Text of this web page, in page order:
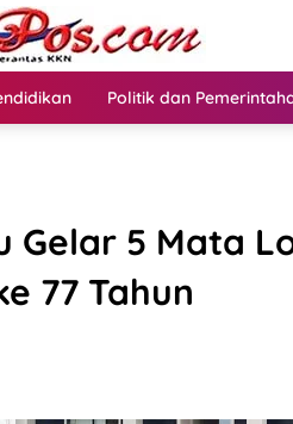
Politik dan
Gelar 5 Mata
77 Tahun